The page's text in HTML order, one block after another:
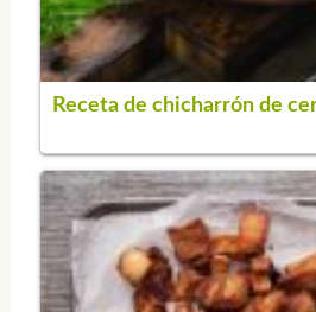
Receta de chicharrón de